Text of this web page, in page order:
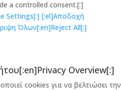
a controlled consent.[:]
Settings[:] [:el]Αποδοχή
Όλων[:en]Reject All[:]
Overview[:]
cookies για να βελτιώσει την